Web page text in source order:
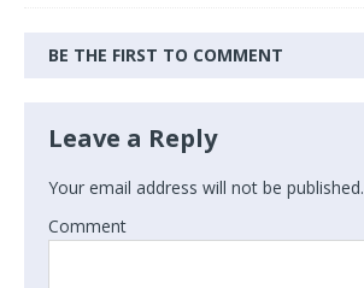
BE THE FIRST TO COMMENT
Leave a Reply
Your email address will not be published.
Comment